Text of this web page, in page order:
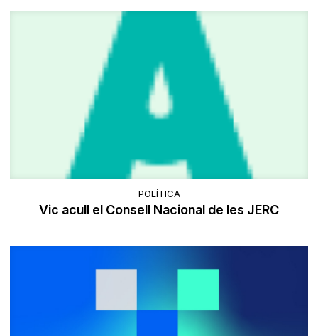
POLÍTICA
Vic acull el Consell Nacional de les JERC